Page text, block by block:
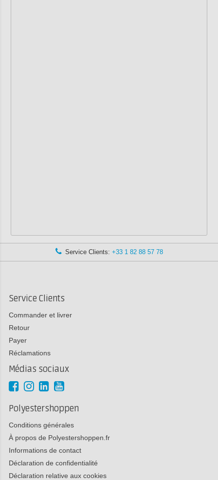
Service Clients: +33 1 82 88 57 78
Service Clients
Commander et livrer
Retour
Payer
Réclamations
Médias sociaux
Polyestershoppen
Conditions générales
À propos de Polyestershoppen.fr
Informations de contact
Déclaration de confidentialité
Déclaration relative aux cookies